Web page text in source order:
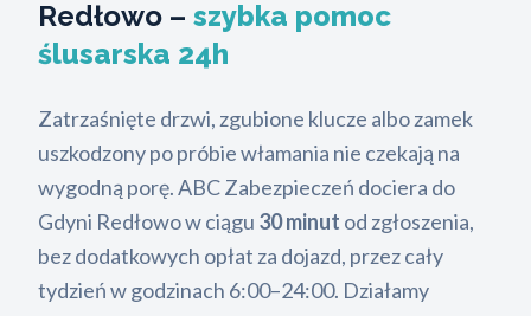
Redłowo – szybka pomoc
ślusarska 24h
Zatrzaśnięte drzwi, zgubione klucze albo zamek
uszkodzony po próbie włamania nie czekają na
wygodną porę. ABC Zabezpieczeń dociera do
Gdyni Redłowo w ciągu 30 minut od zgłoszenia,
bez dodatkowych opłat za dojazd, przez cały
tydzień w godzinach 6:00–24:00. Działamy